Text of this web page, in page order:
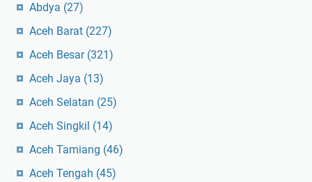
Abdya (27)
Aceh Barat (227)
Aceh Besar (321)
Aceh Jaya (13)
Aceh Selatan (25)
Aceh Singkil (14)
Aceh Tamiang (46)
Aceh Tengah (45)